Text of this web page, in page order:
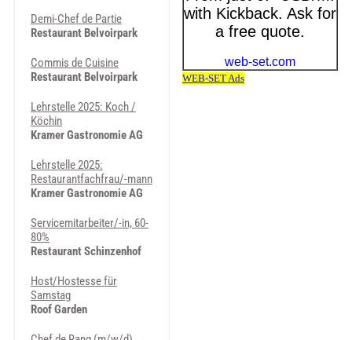
Demi-Chef de Partie
Restaurant Belvoirpark
Commis de Cuisine
Restaurant Belvoirpark
Lehrstelle 2025: Koch /
Köchin
Kramer Gastronomie AG
Lehrstelle 2025:
Restaurantfachfrau/-mann
Kramer Gastronomie AG
Servicemitarbeiter/-in, 60-
80%
Restaurant Schinzenhof
Host/Hostesse für
Samstag
Roof Garden